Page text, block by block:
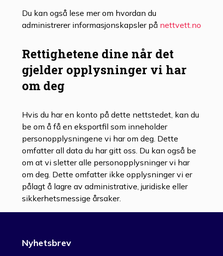
Du kan også lese mer om hvordan du
administrerer informasjonskapsler på nettvett.no
Rettighetene dine når det
gjelder opplysninger vi har
om deg
Hvis du har en konto på dette nettstedet, kan du
be om å få en eksportfil som inneholder
personopplysningene vi har om deg. Dette
omfatter all data du har gitt oss. Du kan også be
om at vi sletter alle personopplysninger vi har
om deg. Dette omfatter ikke opplysninger vi er
pålagt å lagre av administrative, juridiske eller
sikkerhetsmessige årsaker.
Nyhetsbrev